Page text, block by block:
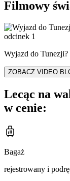
Filmowy
Wyjazd do
ZOBACZ VIDEO
Lecąc na
w cenie:
Bagaż
rejestrowany i